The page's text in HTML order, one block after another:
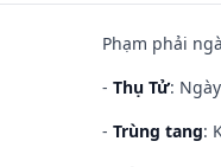
Phạm phải
- Thụ Tử:
- Trùng tang: